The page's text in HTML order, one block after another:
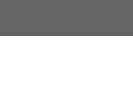
springen